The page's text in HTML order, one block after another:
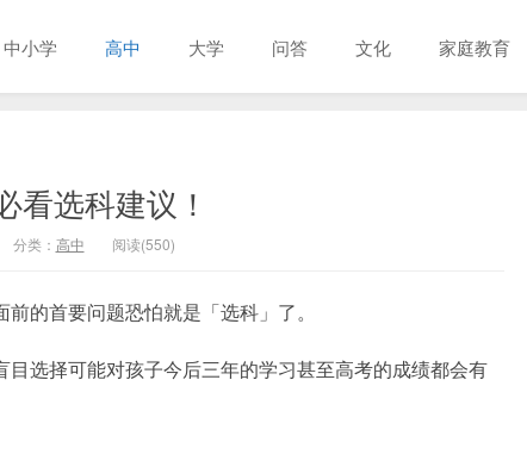
中小学 高中 大学 问答 文化 家庭教育
看选科建议！
分类： 高中 阅读(550)
的首要问题恐怕就是「选科」了。
选择可能对孩子今后三年的学习甚至高考的成绩都会有